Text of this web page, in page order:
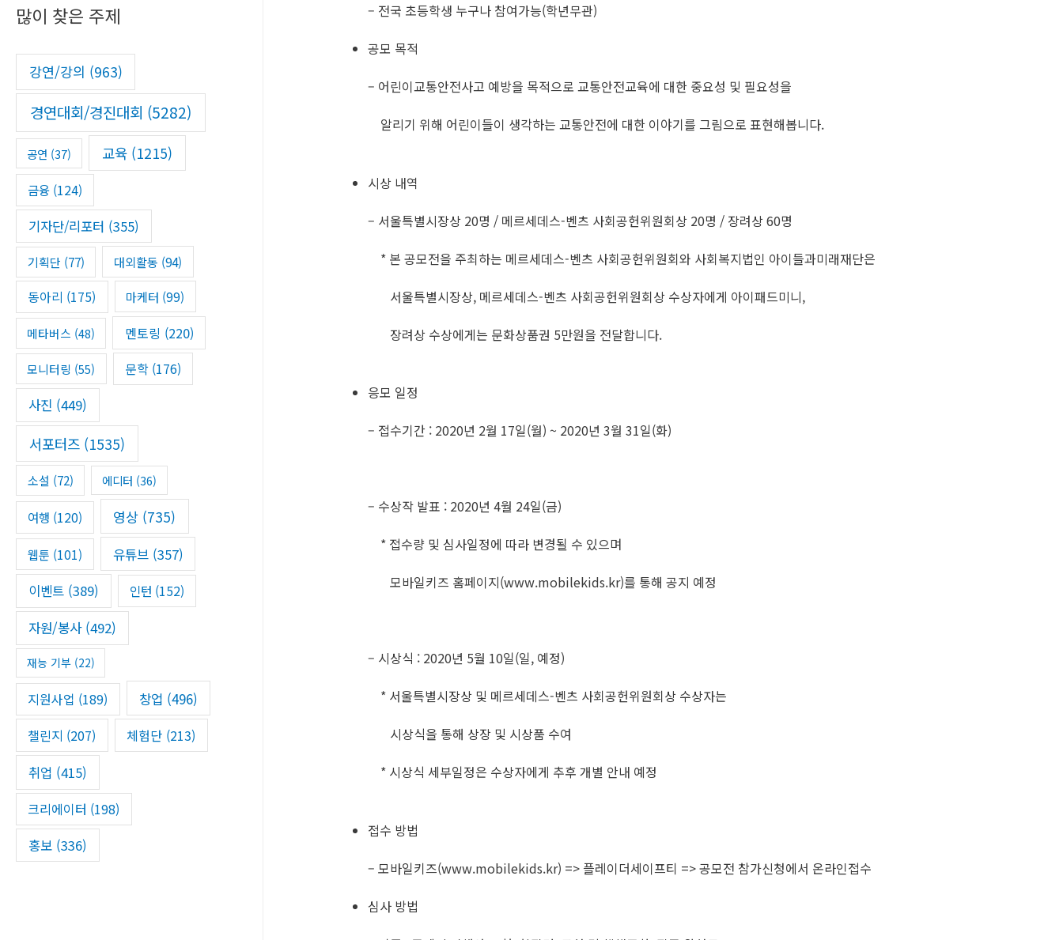
c
o
:
많이 찾은 주제
강연/강의 (963)
경연대회/경진대회 (5282)
공연 (37) 교육(1215)
금융 (124)
기자단/리포터 (355)
기획단 (77) 대외활동 (94)
동아리 (175) 마케터 (99)
메타버스 (48) 멘토링 (220)
모니터링 (55) 문학(176)
사진 (449)
서포터즈 (1535)
소설 (72) 에디터 (36)
여행 (120) 영상 (735)
웹툰 (101) 유튜브(357)
이벤트(389) 인턴 (152)
자원/봉사(492)
재능 기부(22)
지원사업 (189) 창업 (496)
챌린지 (207) 체험단 (213)
취업 (415)
크리에이터 (198)
홍보(336)
– 전국 초등학생 누구나 참여가능(학년무관)
공모 목적
– 어린이교통안전사고 예방을 목적으로 교통안전교육에 대한 중요성 및 필요성을
알리기 위해 어린이들이 생각하는 교통안전에 대한 이야기를 그림으로 표현해봅니다.
시상 내역
– 서울특별시장상 20명 / 메르세데스-벤츠 사회공헌위원회상 20명 / 장려상 60명
* 본 공모전을 주최하는 메르세데스-벤츠 사회공헌위원회와 사회복지법인 아이들과미래재단은
서울특별시장상, 메르세데스-벤츠 사회공헌위원회상 수상자에게 아이패드미니,
장려상 수상에게는 문화상품권 5만원을 전달합니다.
응모 일정
– 접수기간 : 2020년 2월 17일(월) ~ 2020년 3월 31일(화)
– 수상작 발표 : 2020년 4월 24일(금)
* 접수량 및 심사일정에 따라 변경될 수 있으며
모바일키즈 홈페이지(www.mobilekids.kr)를 통해 공지 예정
– 시상식 : 2020년 5월 10일(일, 예정)
* 서울특별시장상 및 메르세데스-벤츠 사회공헌위원회상 수상자는
시상식을 통해 상장 및 시상품 수여
* 시상식 세부일정은 수상자에게 추후 개별 안내 예정
접수 방법
– 모바일키즈(www.mobilekids.kr) => 플레이더세이프티 => 공모전 참가신청에서 온라인접수
심사 방법